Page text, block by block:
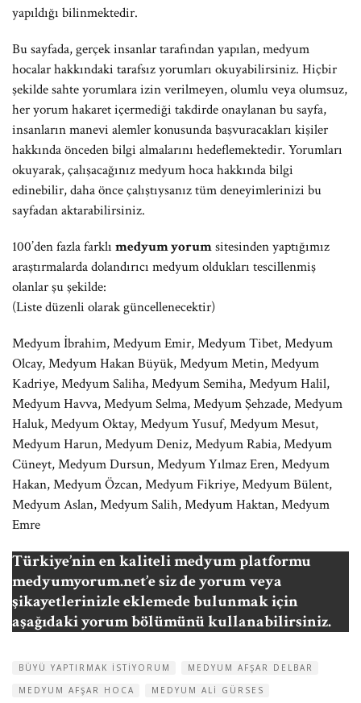
yapıldığı bilinmektedir.
Bu sayfada, gerçek insanlar tarafından yapılan, medyum
hocalar hakkındaki tarafsız yorumları okuyabilirsiniz. Hiçbir
şekilde sahte yorumlara izin verilmeyen, olumlu veya olumsuz,
her yorum hakaret içermediği takdirde onaylanan bu sayfa,
insanların manevi alemler konusunda başvuracakları kişiler
hakkında önceden bilgi almalarını hedeflemektedir. Yorumları
okuyarak, çalışacağınız medyum hoca hakkında bilgi
edinebilir, daha önce çalıştıysanız tüm deneyimlerinizi bu
sayfadan aktarabilirsiniz.
100’den fazla farklı medyum yorumsitesinden yaptığımız
araştırmalarda dolandırıcı medyum oldukları tescillenmiş
olanlar şu şekilde:
(Liste düzenli olarak güncellenecektir)
Medyum İbrahim, Medyum Emir, Medyum Tibet, Medyum
Olcay, Medyum Hakan Büyük, Medyum Metin, Medyum
Kadriye, Medyum Saliha, Medyum Semiha, Medyum Halil,
Medyum Havva, Medyum Selma, Medyum Şehzade, Medyum
Haluk, Medyum Oktay, Medyum Yusuf, Medyum Mesut,
Medyum Harun, Medyum Deniz, Medyum Rabia, Medyum
Cüneyt, Medyum Dursun, Medyum Yılmaz Eren, Medyum
Hakan, Medyum Özcan, Medyum Fikriye, Medyum Bülent,
Medyum Aslan, Medyum Salih, Medyum Haktan, Medyum
Emre
Türkiye’nin en kaliteli medyum platformu
medyumyorum.net’e siz de yorum veya
şikayetlerinizle eklemede bulunmak için
aşağıdaki yorum bölümünü kullanabilirsiniz.
BÜYÜ YAPTIRMAK ISTIYORUM
MEDYUM AFŞAR DELBAR
MEDYUM AFŞAR HOCA
MEDYUM ALI GÜRSES